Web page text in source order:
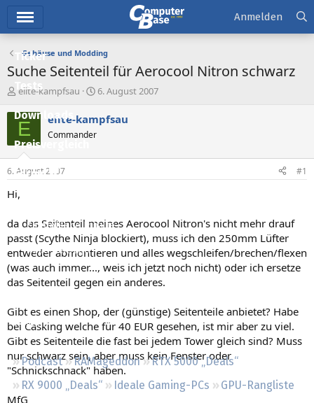
Ticker
Tests
Downloads
Preisvergleich
Forum
Aktuelles
Empfohlene Inhalte
Neue Beiträge
Neueste Aktivitäten
Regeln
Podcast RAMageddon
RTX 5000 „Deals“
RX 9000 „Deals“
Ideale Gaming-PCs
GPU-Rangliste
Anmelden
Gehäuse und Modding
Suche Seitenteil für Aerocool Nitron schwarz
E
s
e
l
e
elite-kampfsau
E
s
t
t
6. August 2007
E elite-kampfsau
Commander
6. August 2007 #1
Hi,
da das Seitenteil meines Aerocool Nitron's nicht mehr drauf
passt (Scythe Ninja blockiert), muss ich den 250mm Lüfter
entweder abmontieren und alles wegschleifen/brechen/flexen
(was auch immer..., weis ich jetzt noch nicht) oder ich ersetze
das Seitenteil gegen ein anderes.
Gibt es einen Shop, der (günstige) Seitenteile anbietet? Habe
bei Casking welche für 40 EUR gesehen, ist mir aber zu viel.
Gibt es Seitenteile die fast bei jedem Tower gleich sind? Muss
nur schwarz sein, aber muss kein Fenster oder
"Schnickschnack" haben.
MfG